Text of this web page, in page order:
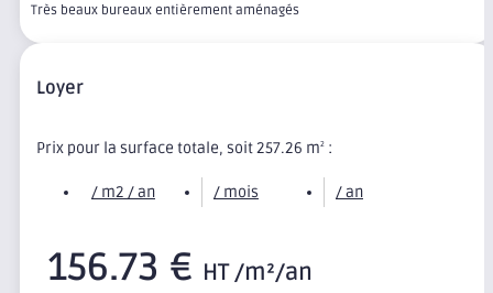
Très beaux bureaux entièrement aménagés
Loyer
Prix pour la surface totale, soit 257.26 m2 :
/ m2 / an / mois / an
156.73 € HT /m²/an